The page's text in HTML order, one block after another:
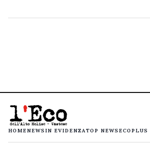
HOMENEWS IN EVIDENZATOP NEWS ECOPLUS